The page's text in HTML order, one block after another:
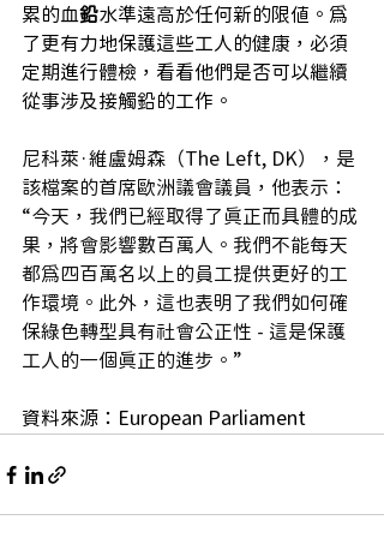
累的血鉛水準遠高於任何新的限值。為
了更有力地保護這些工人的健康，必須
定期進行體檢，看看他們是否可以繼續
從事涉及接觸鉛的工作。
尼科萊·維盧姆森（The Left, DK），是
該檔案的首席歐洲議會議員，他表示：
“今天，我們已經取得了真正而具體的成
果，將會影響數百萬人。我們不能每天
都為四百萬名以上的員工提供更好的工
作環境。此外，這也表明了我們如何確
保綠色轉型具有社會公正性 - 這是保護
工人的一個真正的進步。”
資料來源：European Parliament